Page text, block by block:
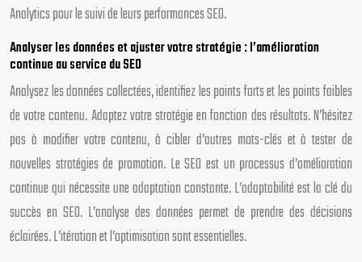
Analytics pour le suivi de leurs performances SEO.
Analyser les données et ajuster votre stratégie : l’amélioration
continue au service du SEO
Analysez les données collectées, identifiez les points forts et les points faibles
de votre contenu. Adaptez votre stratégie en fonction des résultats. N’hésitez
pas à modifier votre contenu, à cibler d’autres mots-clés et à tester de
nouvelles stratégies de promotion. Le SEO est un processus d’amélioration
continue qui nécessite une adaptation constante. L’adaptabilité est la clé du
succès en SEO. L’analyse des données permet de prendre des décisions
éclairées. L’itération et l’optimisation sont essentielles.